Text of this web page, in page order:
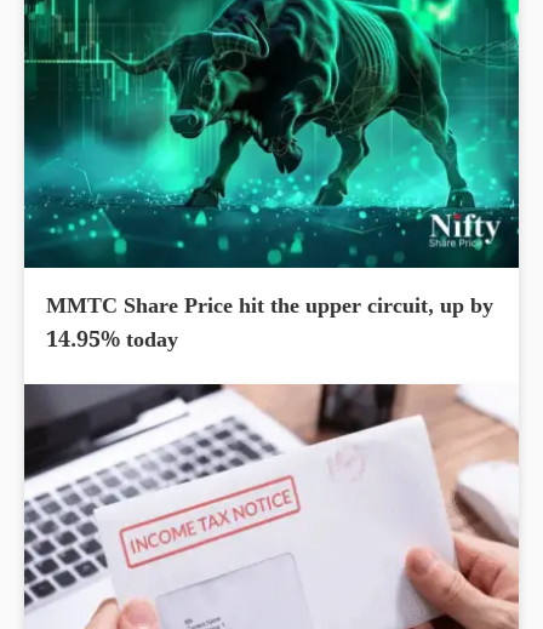
MMTC Share Price hit the upper circuit, up by
14.95% today